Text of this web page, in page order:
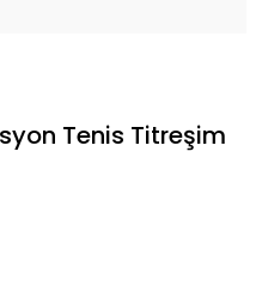
Tenis Titreşim